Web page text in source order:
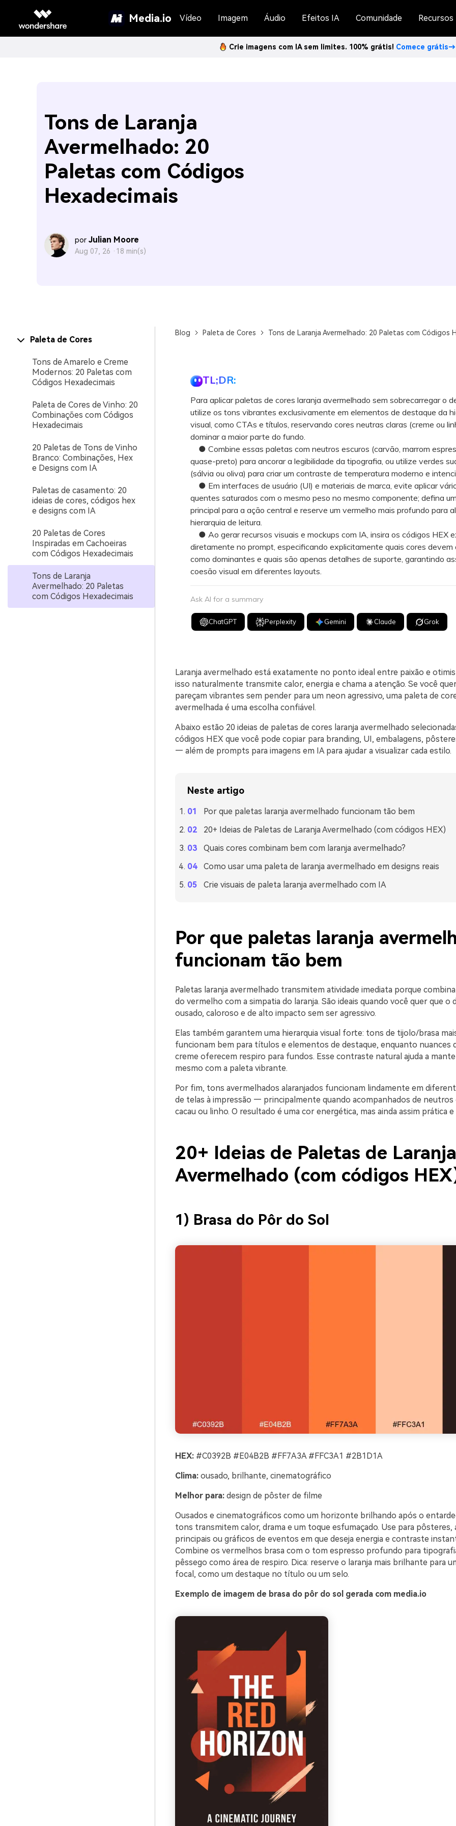
Media.io Vídeo Imagem Áudio Efeitos IA Comunidade Recursos
Crie imagens com IA sem limites. 100% grátis! Comece grátis→
Tons de Laranja
Avermelhado: 20
Paletas com Códigos
Hexadecimais
por Julian Moore
Aug 07, 26 · 18 min(s)
Paleta de Cores
Tons de Amarelo e Creme
Modernos: 20 Paletas com
Códigos Hexadecimais
Paleta de Cores de Vinho: 20
Combinações com Códigos
Hexadecimais
20 Paletas de Tons de Vinho
Branco: Combinações, Hex
e Designs com IA
Paletas de casamento: 20
ideias de cores, códigos hex
e designs com IA
20 Paletas de Cores
Inspiradas em Cachoeiras
com Códigos Hexadecimais
Tons de Laranja
Avermelhado: 20 Paletas
com Códigos Hexadecimais
Blog Paleta de Cores Tons de Laranja Avermelhado: 20 Paletas com Códigos
TL;DR:
Para aplicar paletas de cores laranja avermelhado sem sobrecarregar o
utilize os tons vibrantes exclusivamente em elementos de destaque da
visual, como CTAs e títulos, reservando cores neutras claras (creme ou
dominar a maior parte do fundo.
● Combine essas paletas com neutros escuros (carvão, marrom
quase-preto) para ancorar a legibilidade da tipografia, ou utilize verdes
(sálvia ou oliva) para criar um contraste de temperatura moderno e
● Em interfaces de usuário (UI) e materiais de marca, evite aplicar
quentes saturados com o mesmo peso no mesmo componente; defina
principal para a ação central e reserve um vermelho mais profundo para
hierarquia de leitura.
● Ao gerar recursos visuais e mockups com IA, insira os códigos HEX
diretamente no prompt, especificando explicitamente quais cores devem
como dominantes e quais são apenas detalhes de suporte, garantindo
coesão visual em diferentes layouts.
Ask AI for a summary
ChatGPT Perplexity Gemini Claude Grok
Laranja avermelhado está exatamente no ponto ideal entre paixão e
isso naturalmente transmite calor, energia e chama a atenção. Se você
pareçam vibrantes sem pender para um neon agressivo, uma paleta de
avermelhada é uma escolha confiável.
Abaixo estão 20 ideias de paletas de cores laranja avermelhado
códigos HEX que você pode copiar para branding, UI, embalagens,
— além de prompts para imagens em IA para ajudar a visualizar cada estilo.
Neste artigo
Por que paletas laranja avermelhado funcionam tão bem
20+ Ideias de Paletas de Laranja Avermelhado (com códigos HEX)
Quais cores combinam bem com laranja avermelhado?
Como usar uma paleta de laranja avermelhado em designs reais
Crie visuais de paleta laranja avermelhado com IA
Por que paletas laranja
funcionam tão bem
Paletas laranja avermelhado transmitem atividade imediata porque
do vermelho com a simpatia do laranja. São ideais quando você quer que o
ousado, caloroso e de alto impacto sem ser agressivo.
Elas também garantem uma hierarquia visual forte: tons de tijolo/brasa
funcionam bem para títulos e elementos de destaque, enquanto nuances
creme oferecem respiro para fundos. Esse contraste natural ajuda a
mesmo com a paleta vibrante.
Por fim, tons avermelhados alaranjados funcionam lindamente em
de telas à impressão — principalmente quando acompanhados de neutros
cacau ou linho. O resultado é uma cor energética, mas ainda assim prática
20+ Ideias de Paletas de Laranja
Avermelhado (com códigos
1) Brasa do Pôr do Sol
HEX:#C0392B #E04B2B #FF7A3A #FFC3A1 #2B1D1A
Clima:ousado, brilhante, cinematográfico
Melhor para:design de pôster de filme
Ousados e cinematográficos como um horizonte brilhando após o
tons transmitem calor, drama e um toque esfumaçado. Use para pôsteres,
principais ou gráficos de eventos em que deseja energia e contraste
Combine os vermelhos brasa com o tom espresso profundo para
pêssego como área de respiro. Dica: reserve o laranja mais brilhante para
focal, como um destaque no título ou um selo.
Exemplo de imagem de brasa do pôr do sol gerada com media.io